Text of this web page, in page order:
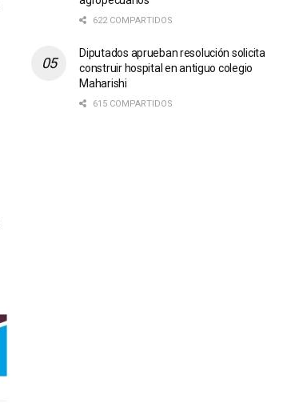
622 COMPARTIDOS
Diputados aprueban resolución solicita
construir hospital en antiguo colegio
Maharishi
615 COMPARTIDOS